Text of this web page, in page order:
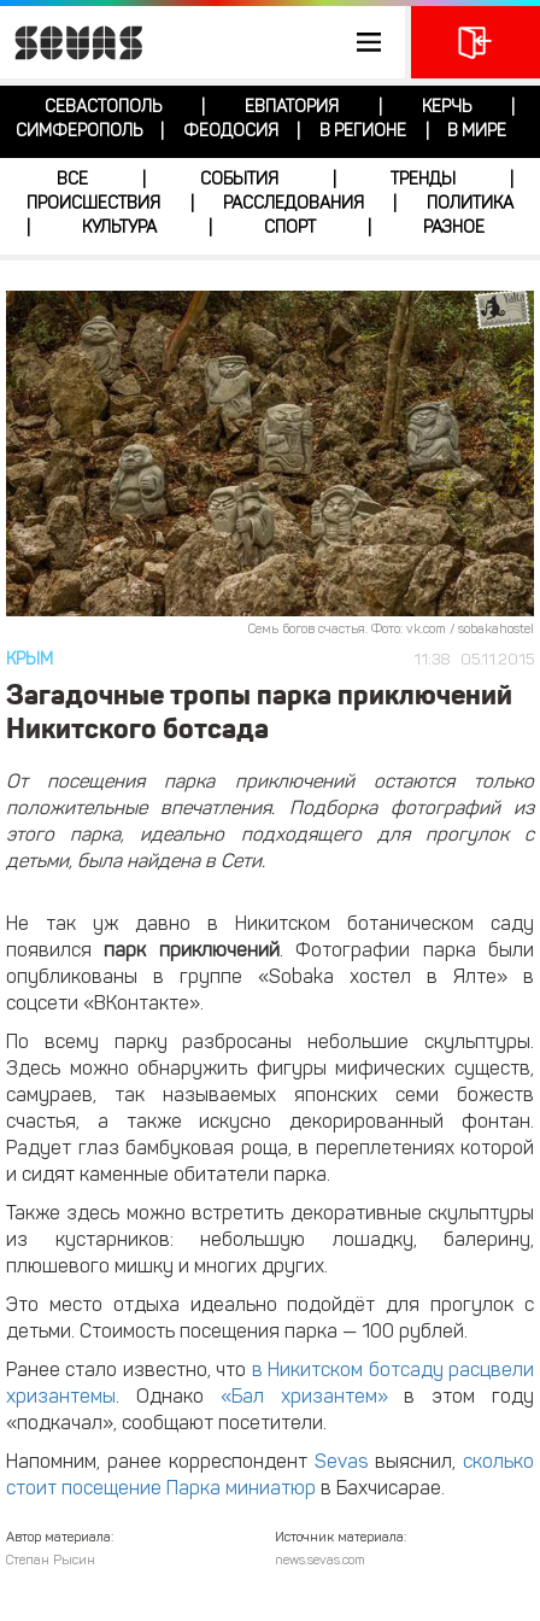
СЕВАСТОПОЛЬ ЕВПАТОРИЯ КЕРЧЬ
СИМФЕРОПОЛЬ
ФЕОДОСИЯ В РЕГИОНЕ В МИРЕ
ВСЕ СОБЫТИЯ ТРЕНДЫ
ПРОИСШЕСТВИЯ
РАССЛЕДОВАНИЯ
ПОЛИТИКА
КУЛЬТУРА СПОРТ РАЗНОЕ
Семь богов счастья. Фото: vk.com / sobakahostel
11:38 05.11.2015
КРЫМ
Загадочные тропы парка приключений
Никитского ботсада
От посещения парка приключений остаются только
положительные впечатления. Подборка фотографий из
этого парка, идеально подходящего для прогулок с
детьми, была найдена в Сети.
Не так уж давно в Никитском ботаническом саду
появился парк приключений. Фотографии парка были
опубликованы в группе «Sobaka хостел в Ялте» в
соцсети «ВКонтакте».
По всему парку разбросаны небольшие скульптуры.
Здесь можно обнаружить фигуры мифических существ,
самураев, так называемых японских семи божеств
счастья, а также искусно декорированный фонтан.
Радует глаз бамбуковая роща, в переплетениях которой
и сидят каменные обитатели парка.
Также здесь можно встретить декоративные скульптуры
из кустарников: небольшую лошадку, балерину,
плюшевого мишку и многих других.
Это место отдыха идеально подойдёт для прогулок с
детьми. Стоимость посещения парка — 100 рублей.
Ранее стало известно, что в Никитском ботсаду расцвели
хризантемы. Однако «Бал хризантем»в этом году
«подкачал», сообщают посетители.
Напомним, ранее корреспондент Sevas выяснил, сколько
стоит посещение Парка миниатюр в Бахчисарае.
Автор материала:
Степан Рысин
Источник материала:
news.sevas.com